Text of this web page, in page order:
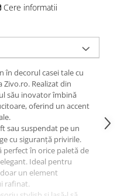
Cere informatii
în decorul casei tale cu
Realizat din
său inovator îmbină
oferind un accent
sau suspendat pe un
cu siguranță privirile.
perfect în orice paletă de
Ideal pentru
un element
rafinat.